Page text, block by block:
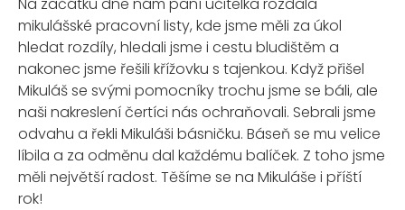
mikulášské pracovní listy, kde jsme měli za úkol
hledat rozdíly, hledali jsme i cestu bludištěm a
nakonec jsme řešili křížovku s tajenkou. Když přišel
Mikuláš se svými pomocníky trochu jsme se báli, ale
naši nakreslení čertíci nás ochraňovali. Sebrali jsme
odvahu a řekli Mikuláši básničku. Báseň se mu velice
líbila a za odměnu dal každému balíček. Z toho jsme
měli největší radost. Těšíme se na Mikuláše i příští
rok!